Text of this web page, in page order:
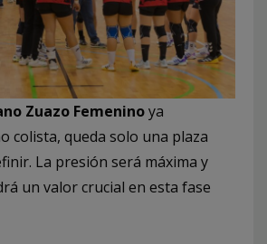
Zuazo Femeninoya
colista, queda solo una plaza
La presión será máxima y
un valor crucial en esta fase